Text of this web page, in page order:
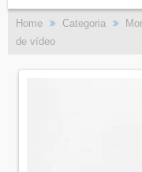
Home Categoria
de vídeo